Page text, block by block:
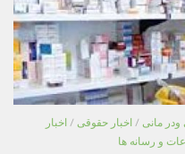
ودر مانی / اخبار حقوقی / اخبار
و رسانه ها